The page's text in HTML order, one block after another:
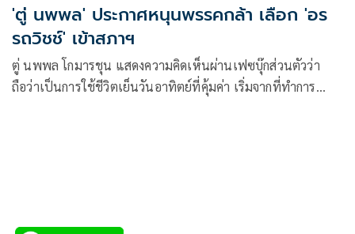
'ตู่ นพพล' ประกาศหนุนพรรคกล้า เลือก 'อร
รถวิชช์' เข้าสภาฯ
ตู่ นพพล โกมารชุน แสดงความคิดเห็นผ่านเฟซบุ๊กส่วนตัวว่า
ถือว่าเป็นการใช้ชีวิตเย็นวันอาทิตย์ที่คุ้มค่า เริ่มจากที่ทำการ